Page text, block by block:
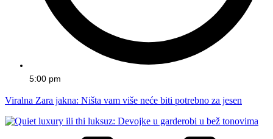
5:00 pm
Viralna Zara jakna: Ništa vam više neće biti potrebno za jesen